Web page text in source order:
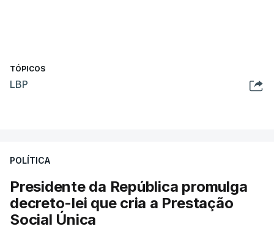
TÓPICOS
LBP
POLÍTICA
Presidente da República promulga
decreto-lei que cria a Prestação
Social Única